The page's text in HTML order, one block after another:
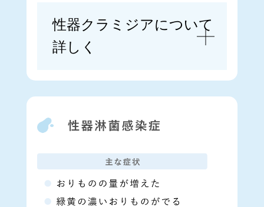
性器クラミジアについて
詳しく